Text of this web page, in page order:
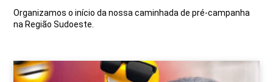
Organizamos o início da nossa caminhada de pré-campanha
na Região Sudoeste.